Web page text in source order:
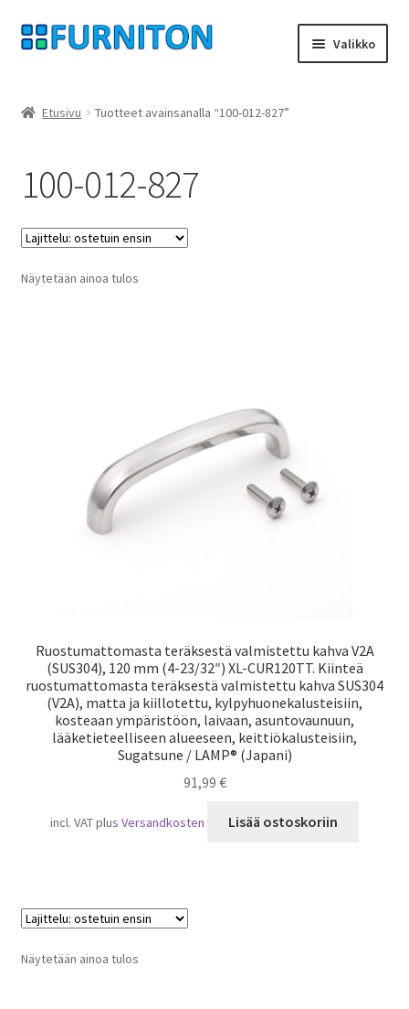
Siirry
navigointiin
Siirry
sisältöön
Valikko
yksityisyyttä
peruuttamisoikeus
Ottaa yhteyttä
Etusivu Tuotteet avainsanalla “100-012-827”
100-012-827
Näytetään ainoa tulos
Ruostumattomasta teräksestä valmistettu kahva V2A
(SUS304), 120 mm (4-23/32″) XL-CUR120TT. Kiinteä
ruostumattomasta teräksestä valmistettu kahva SUS304
(V2A), matta ja kiillotettu, kylpyhuonekalusteisiin,
kosteaan ympäristöön, laivaan, asuntovaunuun,
lääketieteelliseen alueeseen, keittiökalusteisiin,
Sugatsune / LAMP® (Japani)
91,99 €
incl. VATplusVersandkosten Lisää ostoskoriin
Näytetään ainoa tulos